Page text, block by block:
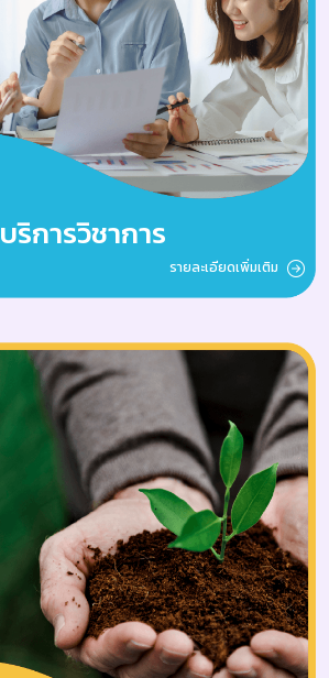
บริการวิชาการ
รายละเอียดเพิ่มเติม